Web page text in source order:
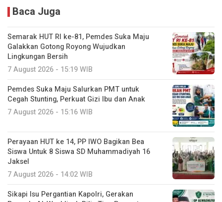
Baca Juga
Semarak HUT RI ke-81, Pemdes Suka Maju
Galakkan Gotong Royong Wujudkan
Lingkungan Bersih
7 August 2026 - 15:19 WIB
Pemdes Suka Maju Salurkan PMT untuk
Cegah Stunting, Perkuat Gizi Ibu dan Anak
7 August 2026 - 15:16 WIB
Perayaan HUT ke 14, PP IWO Bagikan Bea
Siswa Untuk 8 Siswa SD Muhammadiyah 16
Jaksel
7 August 2026 - 14:02 WIB
Sikapi Isu Pergantian Kapolri, Gerakan